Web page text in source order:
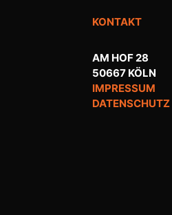
KONTAKT
AM HOF 28
50667 KÖLN
IMPRESSUM
DATENSCHUTZ